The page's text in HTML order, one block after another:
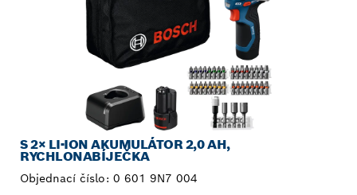
S 2× LI-ION AKUMULÁTOR 2,0 AH,
RYCHLONABÍJEČKA
Objednací číslo: 0 601 9N7 004